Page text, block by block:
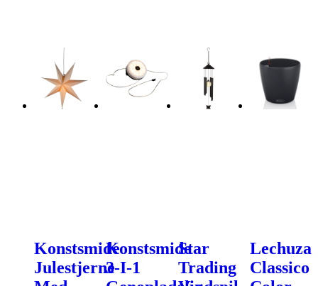
Konstsmide
Julestjerne
Konstsmide
3-I-1
Star
Trading
Lechuza
Classico